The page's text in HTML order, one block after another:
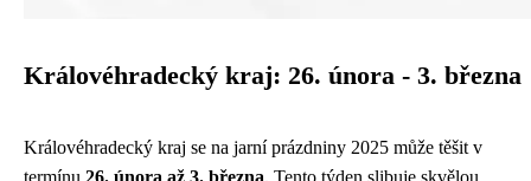
Královéhradecký kraj: 26. února - 3. března
Královéhradecký kraj se na jarní prázdniny 2025 může těšit v
termínu 26. února až 3. března. Tento týden slibuje skvělou